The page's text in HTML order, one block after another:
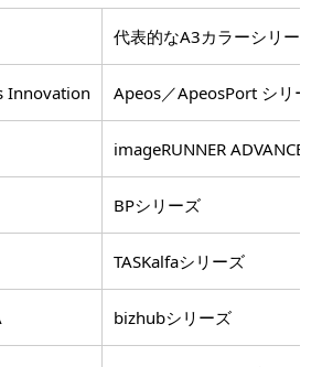
代表的なA3カラーシリーズ
Innovation Apeos／ApeosPort シリー
imageRUNNER ADVANCE
BPシリーズ
TASKalfaシリーズ
bizhubシリーズ